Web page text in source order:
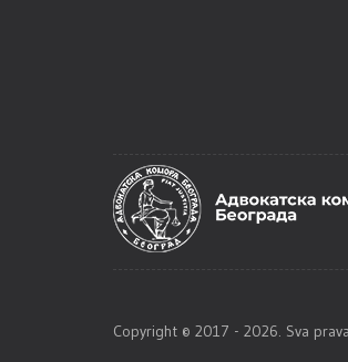
Copyright © 2017 - 2026. Sva